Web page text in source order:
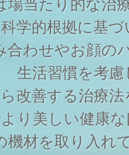
場当たり的な治
科学的根拠に基づ
合わせやお顔の
生活習慣を考慮
改善する治療
り美しい健康
機材を取り入れ